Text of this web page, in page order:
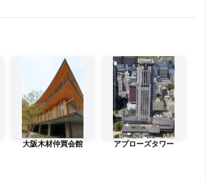
大阪木材仲買会館 アプローズタワー